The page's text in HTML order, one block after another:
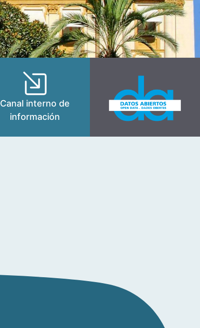
Canal interno de
información